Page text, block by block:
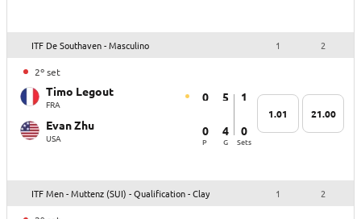
ITF De Southaven - Masculino 1 2
2º set
Timo Legout
FRA
Evan Zhu
USA
0
0
P
5
4
G
1
0
Sets
1.01 21.00
ITF Men - Muttenz (SUI) - Qualification - Clay 1 2